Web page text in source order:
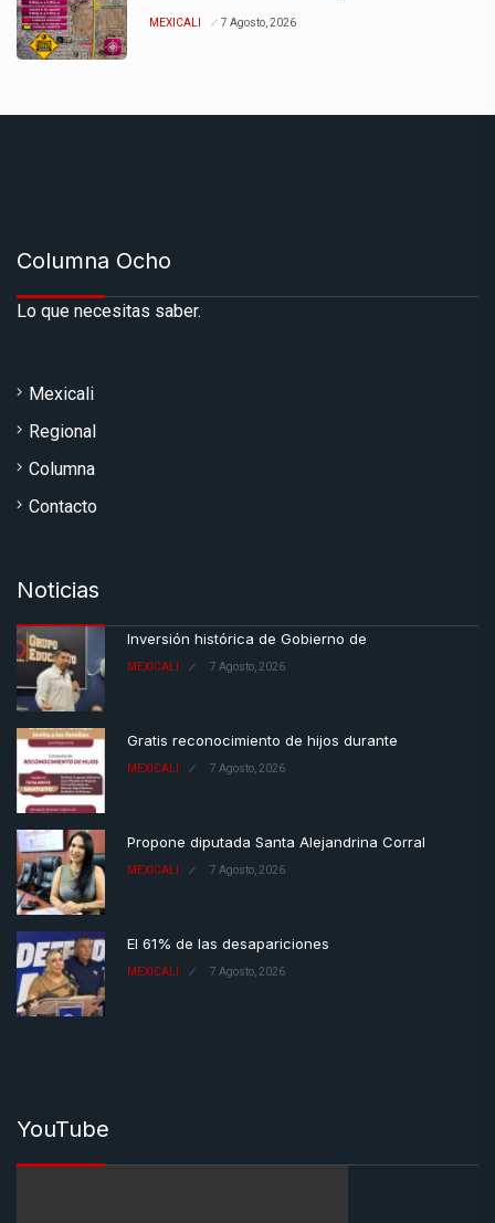
MEXICALI 7 Agosto, 2026
Columna Ocho
Lo que necesitas saber.
Mexicali
Regional
Columna
Contacto
Noticias
Inversión histórica de Gobierno de
MEXICALI 7 Agosto, 2026
Gratis reconocimiento de hijos durante
MEXICALI 7 Agosto, 2026
Propone diputada Santa Alejandrina Corral
MEXICALI 7 Agosto, 2026
El 61% de las desapariciones
MEXICALI 7 Agosto, 2026
YouTube